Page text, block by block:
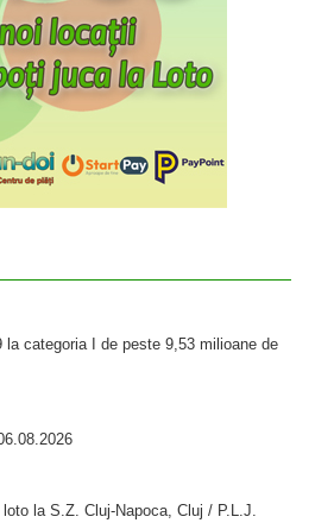
la categoria I de peste 9,53 milioane de
la S.Z. Cluj-Napoca, Cluj / P.L.J.